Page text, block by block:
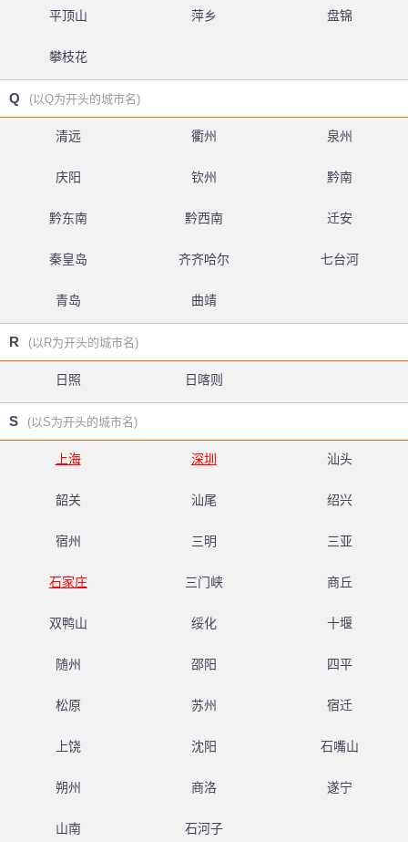
平顶山 萍乡 盘锦
攀枝花
Q (以Q为开头的城市名)
清远 衢州 泉州
庆阳 钦州 黔南
黔东南 黔西南 迁安
秦皇岛 齐齐哈尔 七台河
青岛 曲靖
R (以R为开头的城市名)
日照 日喀则
S (以S为开头的城市名)
上海 深圳 汕头
韶关 汕尾 绍兴
宿州 三明 三亚
石家庄 三门峡 商丘
双鸭山 绥化 十堰
随州 邵阳 四平
松原 苏州 宿迁
上饶 沈阳 石嘴山
朔州 商洛 遂宁
山南 石河子